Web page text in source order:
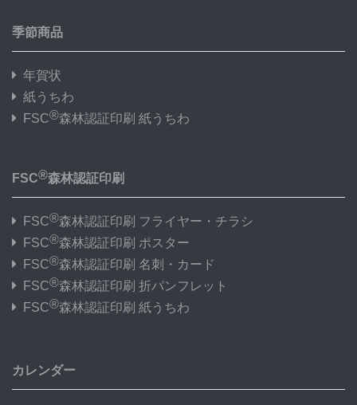
季節商品
年賀状
紙うちわ
FSC®森林認証印刷 紙うちわ
FSC®森林認証印刷
FSC®森林認証印刷 フライヤー・チラシ
FSC®森林認証印刷 ポスター
FSC®森林認証印刷 名刺・カード
FSC®森林認証印刷 折パンフレット
FSC®森林認証印刷 紙うちわ
カレンダー